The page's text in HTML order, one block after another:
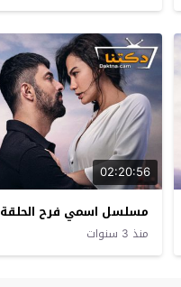
02:20:56
مسلسل اسمي فرح الحلقة 2 مترجم للعربية
منذ 3 سنوات